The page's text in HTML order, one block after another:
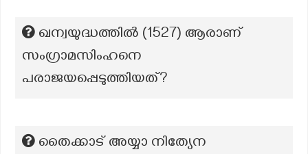
ഖന്വയുദ്ധത്തിൽ (1527) ആരാണ്
സംഗ്രാമസിംഹനെ
പരാജയപ്പെടുത്തിയത്?
തൈക്കാട് അയ്യാ നിത്യേന